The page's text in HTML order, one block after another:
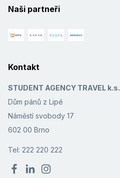
Naši partneři
Kontakt
STUDENT AGENCY TRAVEL k.s.
Dům pánů z Lipé
Náměstí svobody 17
602 00 Brno
Tel: 222 220 222